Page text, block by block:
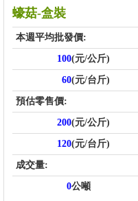
蠔菇-盒裝
本週平均批發價:
100(元/公斤)
60(元/台斤)
預估零售價:
200(元/公斤)
120(元/台斤)
成交量:
0公噸